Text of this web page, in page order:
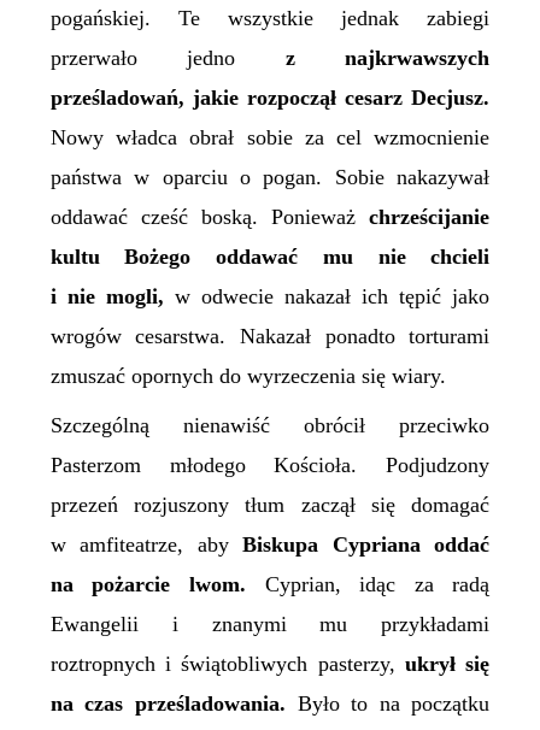
pogańskiej. Te wszystkie jednak zabiegi
przerwało jedno z najkrwawszych
prześladowań, jakie rozpoczął cesarz Decjusz.
Nowy władca obrał sobie za cel wzmocnienie
państwa w oparciu o pogan. Sobie nakazywał
oddawać cześć boską. Ponieważchrześcijanie
kultu Bożego oddawać mu nie chcieli
i nie mogli, w odwecie nakazał ich tępić jako
wrogów cesarstwa. Nakazał ponadto torturami
zmuszać opornych do wyrzeczenia się wiary.
Szczególną nienawiść obrócił przeciwko
Pasterzom młodego Kościoła. Podjudzony
przezeń rozjuszony tłum zaczął się domagać
w amfiteatrze, abyBiskupa Cypriana oddać
na pożarcie lwom. Cyprian, idąc za radą
Ewangelii i znanymi mu przykładami
roztropnych i świątobliwych pasterzy, ukrył się
na czas prześladowania. Było to na początku